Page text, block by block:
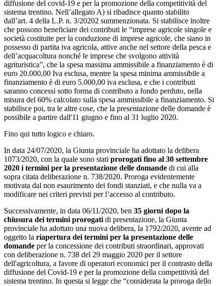
diffusione del covid-19 e per la promozione della competitività del
sistema trentino. Nell’allegato A) si ribadisce quanto stabilito
dall’art. 4 della L.P. n. 3/20202 summenzionata. Si stabilisce inoltre
che possono beneficiare dei contributi le “imprese agricole singole e
società costituite per la conduzione di imprese agricole, che siano in
possesso di partita iva agricola, attive anche nel settore della pesca e
dell’acquacoltura nonché le imprese che svolgono attività
agrituristica”, che la spesa massima ammissibile a finanziamento è di
euro 20.000,00 Iva esclusa, mentre la spesa minima ammissibile a
finanziamento è di euro 5.000,00 iva esclusa, e che i contributi
saranno concessi sotto forma di contributo a fondo perduto, nella
misura del 60% calcolato sulla spesa ammissibile a finanziamento. Si
stabilisce poi, tra le altre cose, che la presentazione delle domande è
possibile a partire dall'11 giugno e fino al 31 luglio 2020.
Fino qui tutto logico e chiaro.
In data 24/07/2020, la Giunta provinciale ha adottato la delibera
1073/2020, con la quale sono stati prorogati fino al 30 settembre
2020 i termini per la presentazione delle domande di cui alla
sopra citata deliberazione n. 738/2020. Proroga evidentemente
motivata dal non esaurimento dei fondi stanziati, e che nulla va a
modificare nei criteri previsti per l’accesso al contributo.
Successivamente, in data 06/11/2020, ben 35 giorni dopo la
chiusura dei termini prorogati di presentazione, la Giunta
provinciale ha adottato una nuova delibera, la 1792/2020, avente ad
oggetto la riapertura dei termini per la presentazione delle
domande per la concessione dei contributi straordinari, approvati
con deliberazione n. 738 del 29 maggio 2020 per il settore
dell'agricoltura, a favore di operatori economici per il contrasto della
diffusione del Covid-19 e per la promozione della competitività del
sistema trentino. In questa si legge che “considerata la proroga dello